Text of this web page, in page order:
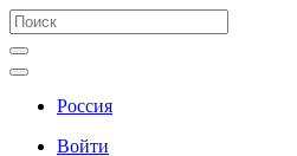
Россия
Войти